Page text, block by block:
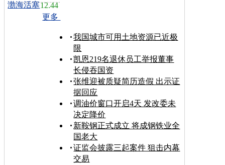
渤海活塞12.44
更多
我国城市可用土地资源已近极
限
凯恩219名退休员工举报董事
长侵吞国资
张维迎被质疑简历造假 出示证
据回应
调油价窗口开启4天 发改委未
决定降价
新鞍钢正式成立 将成钢铁业全
国老大
证监会披露三起案件 狙击内幕
交易